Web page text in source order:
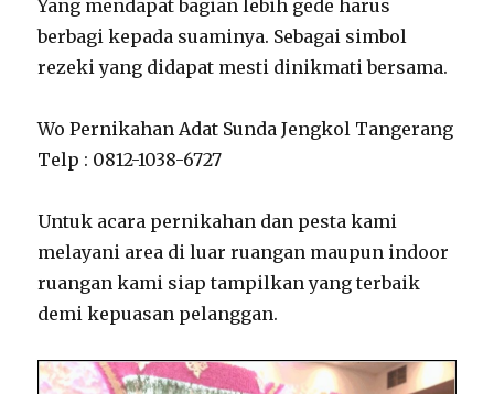
Yang mendapat bagian lebih gede harus
berbagi kepada suaminya. Sebagai simbol
rezeki yang didapat mesti dinikmati bersama.
Wo Pernikahan Adat Sunda Jengkol Tangerang
Telp : 0812-1038-6727
Untuk acara pernikahan dan pesta kami
melayani area di luar ruangan maupun indoor
ruangan kami siap tampilkan yang terbaik
demi kepuasan pelanggan.